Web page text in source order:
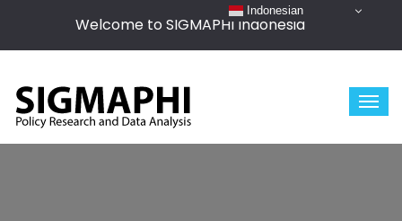
Welcome to SIGMAPHI Indonesia
Indonesian